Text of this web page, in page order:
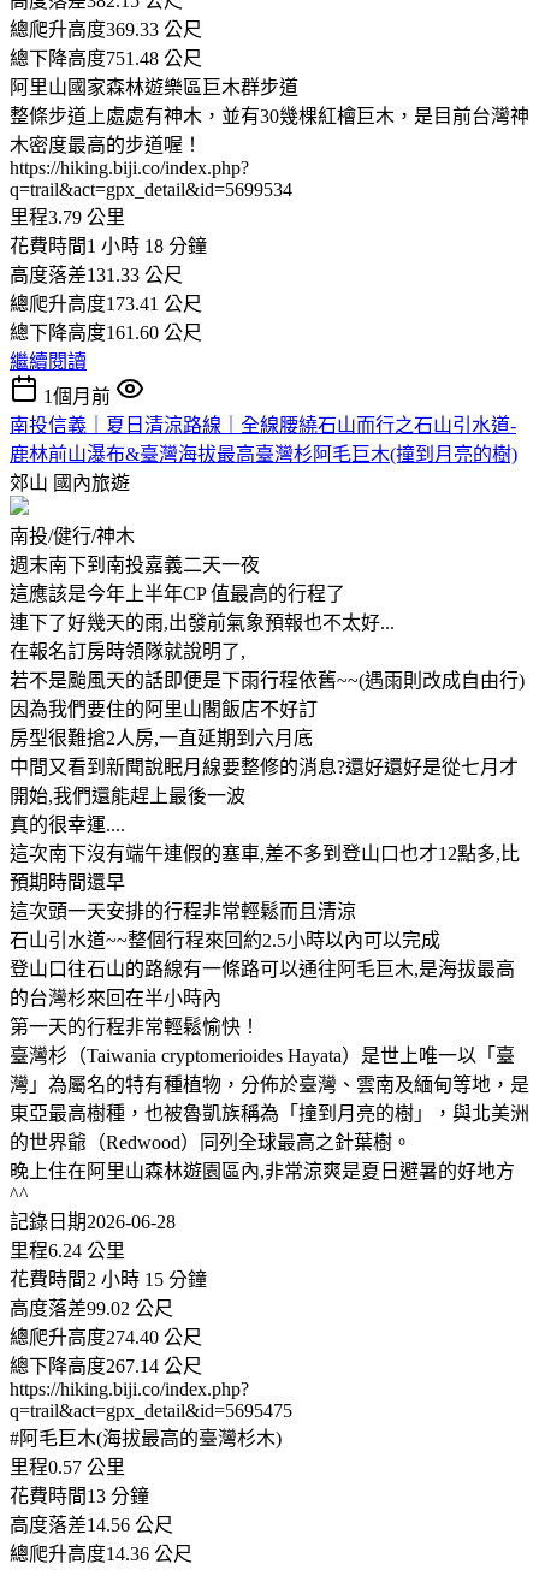
總爬升高度369.33 公尺
總下降高度751.48 公尺
阿里山國家森林遊樂區巨木群步道
整條步道上處處有神木，並有30幾棵紅檜巨木，是目前台灣神
木密度最高的步道喔！
https://hiking.biji.co/index.php?
q=trail&act=gpx_detail&id=5699534
里程3.79 公里
花費時間1 小時 18 分鐘
高度落差131.33 公尺
總爬升高度173.41 公尺
總下降高度161.60 公尺
繼續閱讀
1個月前
南投信義｜夏日清涼路線｜全線腰繞石山而行之石山引水道-
鹿林前山瀑布&臺灣海拔最高臺灣杉阿毛巨木(撞到月亮的樹)
郊山 國內旅遊
南投/健行/神木
週末南下到南投嘉義二天一夜
這應該是今年上半年CP 值最高的行程了
連下了好幾天的雨,出發前氣象預報也不太好...
在報名訂房時領隊就說明了,
若不是颱風天的話即便是下雨行程依舊~~(遇雨則改成自由行)
因為我們要住的阿里山閣飯店不好訂
房型很難搶2人房,一直延期到六月底
中間又看到新聞說眠月線要整修的消息?還好還好是從七月才
開始,我們還能趕上最後一波
真的很幸運....
這次南下沒有端午連假的塞車,差不多到登山口也才12點多,比
預期時間還早
這次頭一天安排的行程非常輕鬆而且清涼
石山引水道~~整個行程來回約2.5小時以內可以完成
登山口往石山的路線有一條路可以通往阿毛巨木,是海拔最高
的台灣杉來回在半小時內
第一天的行程非常輕鬆愉快！
臺灣杉（Taiwania cryptomerioides Hayata）是世上唯一以「臺
灣」為屬名的特有種植物，分佈於臺灣、雲南及緬甸等地，是
東亞最高樹種，也被魯凱族稱為「撞到月亮的樹」，與北美洲
的世界爺（Redwood）同列全球最高之針葉樹。
晚上住在阿里山森林遊園區內,非常涼爽是夏日避暑的好地方
^^
記錄日期2026-06-28
里程6.24 公里
花費時間2 小時 15 分鐘
高度落差99.02 公尺
總爬升高度274.40 公尺
總下降高度267.14 公尺
https://hiking.biji.co/index.php?
q=trail&act=gpx_detail&id=5695475
#阿毛巨木(海拔最高的臺灣杉木)
里程0.57 公里
花費時間13 分鐘
高度落差14.56 公尺
總爬升高度14.36 公尺